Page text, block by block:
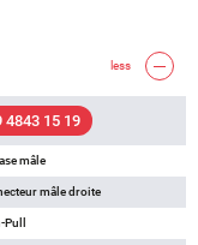
less
4843 15 19
mâle
mâle droite